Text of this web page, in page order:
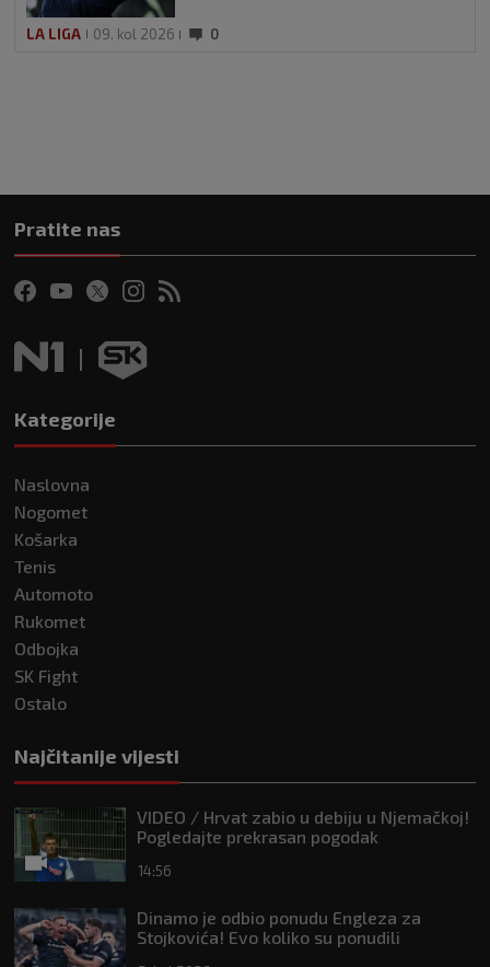
LA LIGA 09. kol 2026 0
Pratite nas
Kategorije
Naslovna
Nogomet
Košarka
Tenis
Automoto
Rukomet
Odbojka
SK Fight
Ostalo
Najčitanije vijesti
VIDEO / Hrvat zabio u debiju u Njemačkoj!
Pogledajte prekrasan pogodak
14:56
Dinamo je odbio ponudu Engleza za
Stojkovića! Evo koliko su ponudili